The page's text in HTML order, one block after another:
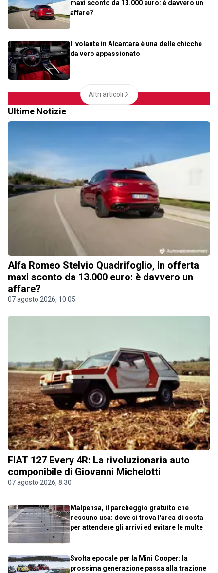
maxi sconto da 13.000 euro: è davvero un
affare?
Il volante in Alcantara è una delle chicche
da vero appassionato
Altri articoli
Ultime Notizie
Alfa Romeo Stelvio Quadrifoglio, in offerta
maxi sconto da 13.000 euro: è davvero un
affare?
07 agosto 2026, 10.05
FIAT 127 Every 4R: La rivoluzionaria auto
componibile di Giovanni Michelotti
07 agosto 2026, 8.30
Malpensa, il parcheggio gratuito che
nessuno usa: dove si trova l'area di sosta
per attendere gli arrivi ed evitare le multe
Svolta epocale per la Mini Cooper: la
prossima generazione passa alla trazione